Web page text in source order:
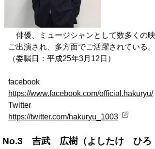
俳優、ミュージシャンとして数多くの
ご出演され、多方面でご活躍されている。
（委嘱日：平成25年3月12日）
facebook
https://www.facebook.com/official.hakuryu/
Twitter
https://twitter.com/hakuryu_1003
No.3 吉武 広樹（よしたけ ひろ